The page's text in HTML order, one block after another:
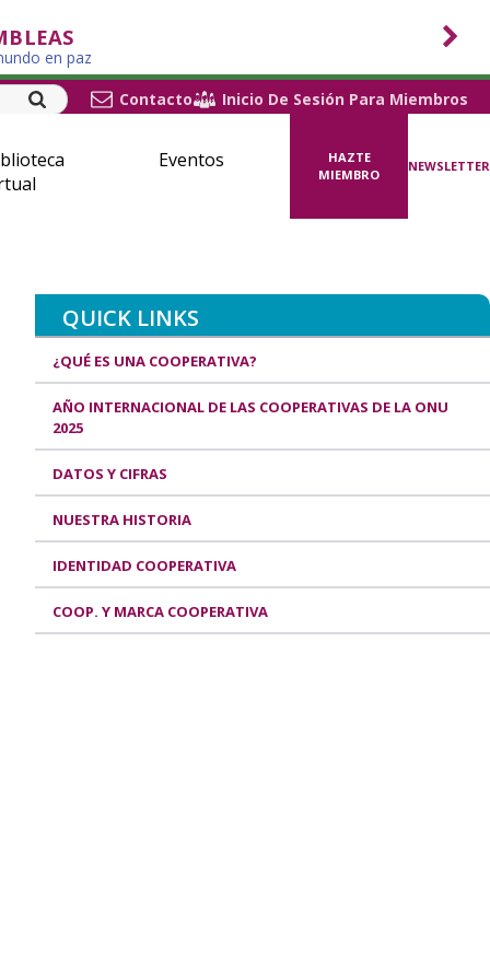
en paz
Contacto
Inicio De Sesión Para Miembros
Eventos
HAZTE
MIEMBRO
NEWSLETTER
QUICK LINKS
¿QUÉ ES UNA COOPERATIVA?
AÑO INTERNACIONAL DE LAS COOPERATIVAS DE LA ONU
2025
DATOS Y CIFRAS
NUESTRA HISTORIA
IDENTIDAD COOPERATIVA
COOP. Y MARCA COOPERATIVA